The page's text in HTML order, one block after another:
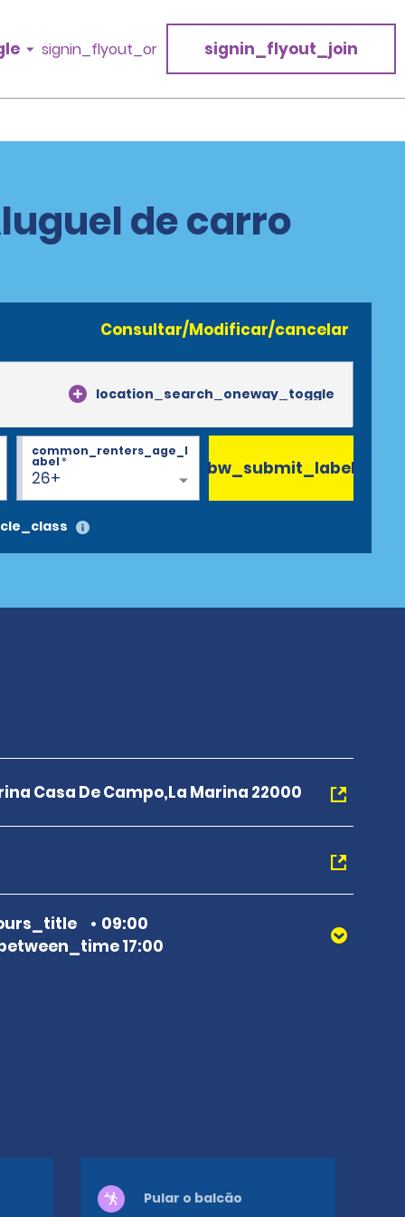
signin_flyout_or signin_flyout_join
de carro
Consultar/Modificar/cancelar
location_search_oneway_toggle
26+
common_renters_age_l
abel* bw_submit_label
Casa De Campo,La Marina 22000
09:00
17:00
Pular o balcão